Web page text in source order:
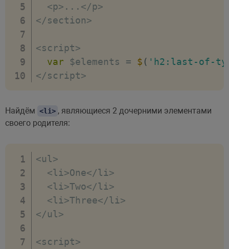
<p> ... </p>
</section>
<script>
var $elements = $ ( 'h2:last-of-
</script>
Найдём <li> , являющиеся 2 дочерними элементами
своего родителя:
<ul>
<li>One</li>
<li>Two</li>
<li>Three</li>
</ul>
<script>